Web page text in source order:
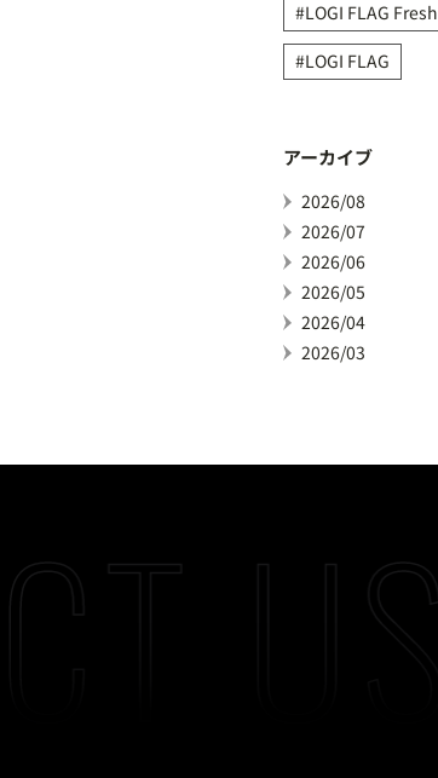
LOGI FLAG Fresh
LOGI FLAG
アーカイブ
2026/08
2026/07
2026/06
2026/05
2026/04
2026/03
US